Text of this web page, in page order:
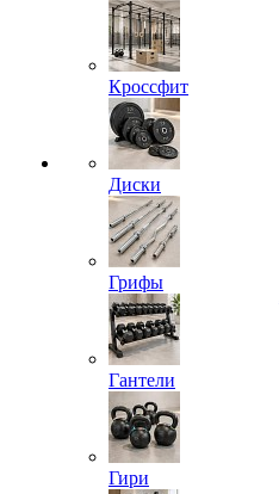
Кроссфит
Диски
Грифы
Гантели
Гири